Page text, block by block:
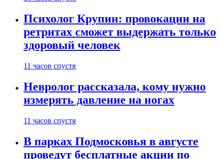
Психолог Крупин: провокации на
ретритах сможет выдержать только
здоровый человек
11 часов спустя
Невролог рассказала, кому нужно
измерять давление на ногах
11 часов спустя
В парках Подмосковья в августе
проведут бесплатные акции по